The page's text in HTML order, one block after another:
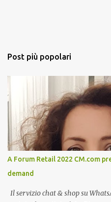
Post più popolari
A Forum Retail 2022 CM.com
demand
Il servizio chat & shop su